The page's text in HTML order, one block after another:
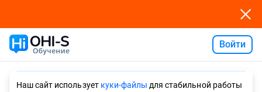
Войти
Наш сайт использует куки-файлы для стабильной работы